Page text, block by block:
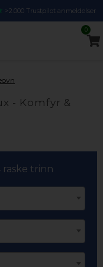
>2.000 Trustpilot anmeldelser
0
- Komfyr &
raske trinn